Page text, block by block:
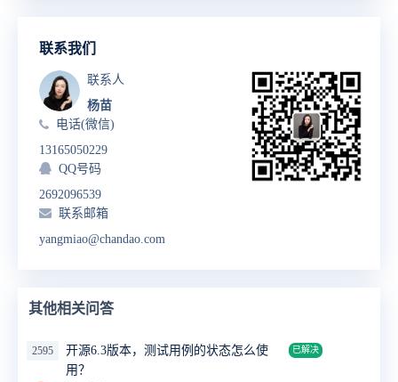
联系我们
联系人
杨苗
电话(微信)
13165050229
QQ号码
2692096539
联系邮箱
yangmiao@chandao.com
其他相关问答
2595
开源6.3版本，测试用例的状态怎么使
用？
已解决